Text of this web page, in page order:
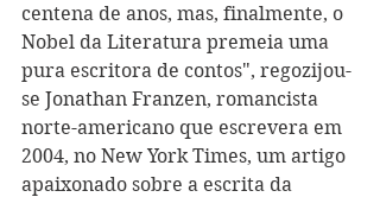
centena de anos, mas, finalmente, o
Nobel da Literatura premeia uma
pura escritora de contos", regozijou-
se Jonathan Franzen, romancista
norte-americano que escrevera em
2004, no New York Times, um artigo
apaixonado sobre a escrita da